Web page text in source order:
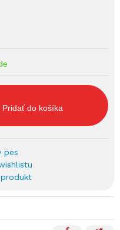
Pridať do košíka
pes